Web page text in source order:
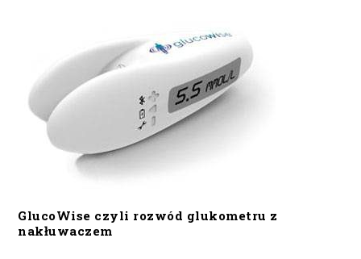
GlucoWise czyli rozwód glukometru z
nakłuwaczem